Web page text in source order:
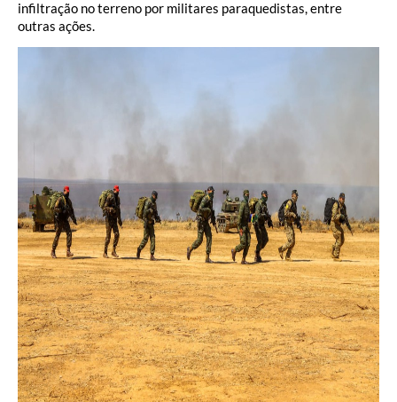
infiltração no terreno por militares paraquedistas, entre
outras ações.